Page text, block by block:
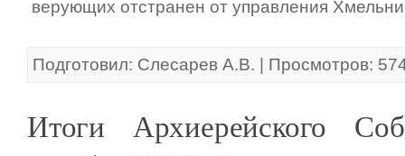
верующих отстранен от управления
Подготовил: Слесарев А.В. | Просмотров:
Итоги Архиерейского